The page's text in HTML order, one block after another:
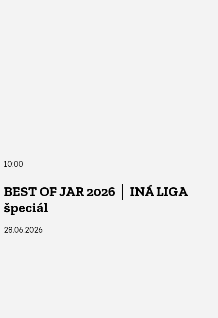
10:00
BEST OF JAR 2026 │ INÁ LIGA
špeciál
28.06.2026